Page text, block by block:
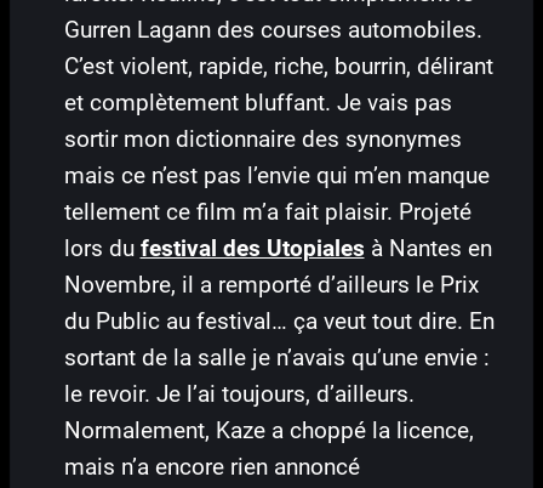
Gurren Lagann des courses automobiles.
C’est violent, rapide, riche, bourrin, délirant
et complètement bluffant. Je vais pas
sortir mon dictionnaire des synonymes
mais ce n’est pas l’envie qui m’en manque
tellement ce film m’a fait plaisir. Projeté
lors du festival des Utopiales à Nantes en
Novembre, il a remporté d’ailleurs le Prix
du Public au festival… ça veut tout dire. En
sortant de la salle je n’avais qu’une envie :
le revoir. Je l’ai toujours, d’ailleurs.
Normalement, Kaze a choppé la licence,
mais n’a encore rien annoncé